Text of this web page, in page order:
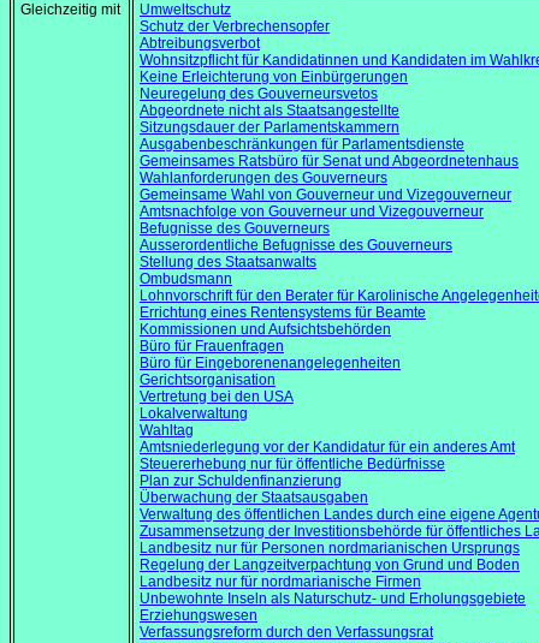
Gleichzeitig mit
Umweltschutz
Schutz der Verbrechensopfer
Abtreibungsverbot
Wohnsitzpflicht für Kandidatinnen und Kandidaten im
Keine Erleichterung von Einbürgerungen
Neuregelung des Gouverneursvetos
Abgeordnete nicht als Staatsangestellte
Sitzungsdauer der Parlamentskammern
Ausgabenbeschränkungen für Parlamentsdienste
Gemeinsames Ratsbüro für Senat und Abgeordnetenhaus
Wahlanforderungen des Gouverneurs
Gemeinsame Wahl von Gouverneur und Vizegouverneur
Amtsnachfolge von Gouverneur und Vizegouverneur
Befugnisse des Gouverneurs
Ausserordentliche Befugnisse des Gouverneurs
Stellung des Staatsanwalts
Ombudsmann
Lohnvorschrift für den Berater für Karolinische
Errichtung eines Rentensystems für Beamte
Kommissionen und Aufsichtsbehörden
Büro für Frauenfragen
Büro für Eingeborenenangelegenheiten
Gerichtsorganisation
Vertretung bei den USA
Lokalverwaltung
Wahltag
Amtsniederlegung vor der Kandidatur für ein anderes Amt
Steuererhebung nur für öffentliche Bedürfnisse
Plan zur Schuldenfinanzierung
Überwachung der Staatsausgaben
Verwaltung des öffentlichen Landes durch eine eigene
Zusammensetzung der Investitionsbehörde für öffentliches
Landbesitz nur für Personen nordmarianischen Ursprungs
Regelung der Langzeitverpachtung von Grund und Boden
Landbesitz nur für nordmarianische Firmen
Unbewohnte Inseln als Naturschutz- und Erholungsgebiete
Erziehungswesen
Verfassungsreform durch den Verfassungsrat